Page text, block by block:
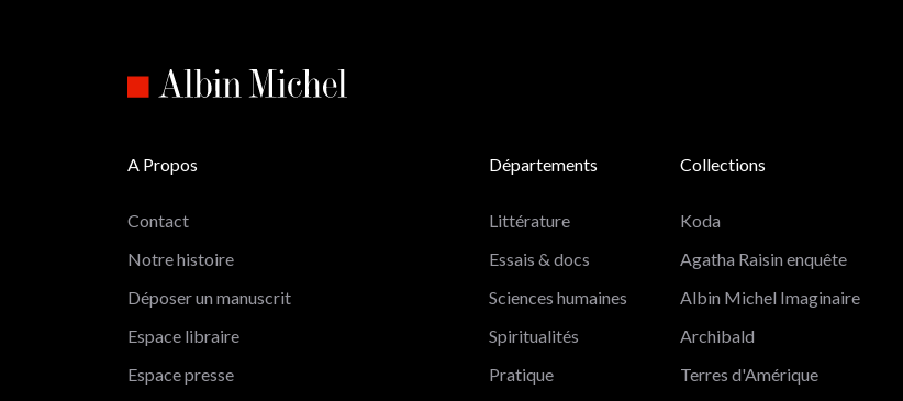
A Propos
Contact
Notre histoire
Déposer un manuscrit
Espace libraire
Espace presse
Départements
Littérature
Essais & docs
Sciences humaines
Spiritualités
Pratique
Collections
Koda
Agatha Raisin enquête
Albin Michel Imaginaire
Archibald
Terres d'Amérique